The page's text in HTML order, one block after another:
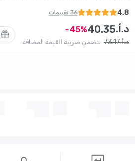
4.8
36 تقييمات
د.أ. 40.35
45
د.أ. 73.17 تتضمن ضريبة القيمة المضافة